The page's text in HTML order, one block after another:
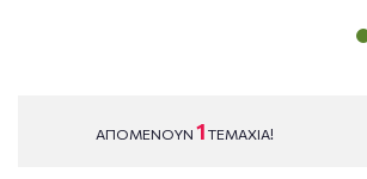
ΑΠΟΜΕΝΟΥΝ 1 ΤΕΜΑΧΙΑ!